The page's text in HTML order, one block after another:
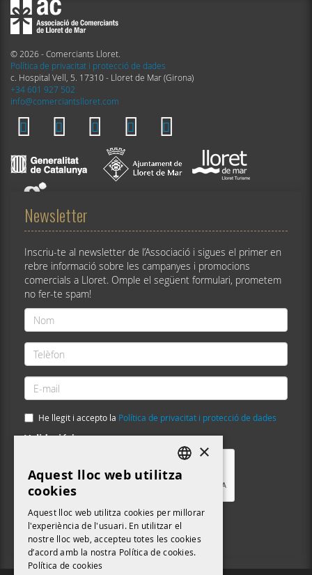
© 2026 - Comerciants Lloret.
Política de privacitat i protecció de dades
c. Hospital Vell, 5. 17310 - Lloret de Mar (Girona)
+34 601 927 502
info@comerciantslloret.com
Newsletter
Inscriu-te al newsletter de l’Associació i sigues el primer en
rebre informació sobre les campanyes i promocions
comercials a Lloret. Omple el següent formulari, prometem
no fer-te spam!
Nom
*
Telèfon
*
E-
mail
*
He llegit i accepto la Política de privacitat i protecció de dades
Validació*
Enviar
DEFAULT LANGUAGE
×
Aquest lloc web utilitza
cookies
Aquest lloc web utilitza cookies per millorar
l'experiència de l'usuari. En utilitzar el
nostre lloc web, accepteu totes les cookies
d’acord amb la nostra Política de cookies.
Política de cookies